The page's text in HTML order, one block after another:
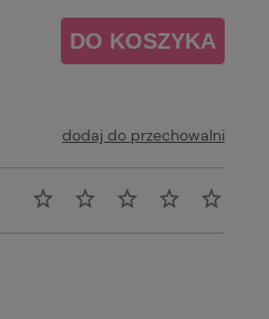
DO KOSZYKA
dodaj do przechowalni